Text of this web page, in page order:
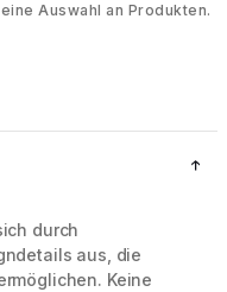
Auswahl an Produkten.
durch
aus, die
Keine